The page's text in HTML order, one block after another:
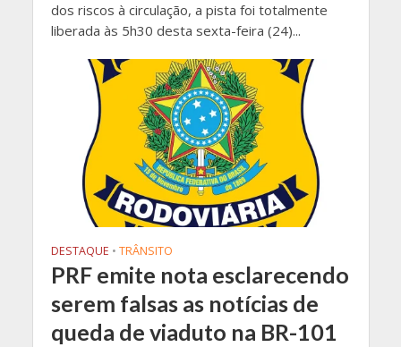
dos riscos à circulação, a pista foi totalmente
liberada às 5h30 desta sexta-feira (24)...
DESTAQUE • TRÂNSITO
PRF emite nota esclarecendo
serem falsas as notícias de
queda de viaduto na BR-101